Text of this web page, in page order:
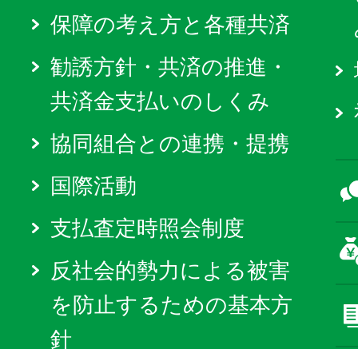
保障の考え方と各種共済
勧誘方針・共済の推進・
共済金支払いのしくみ
協同組合との連携・提携
国際活動
支払査定時照会制度
反社会的勢力による被害
を防止するための基本方
針